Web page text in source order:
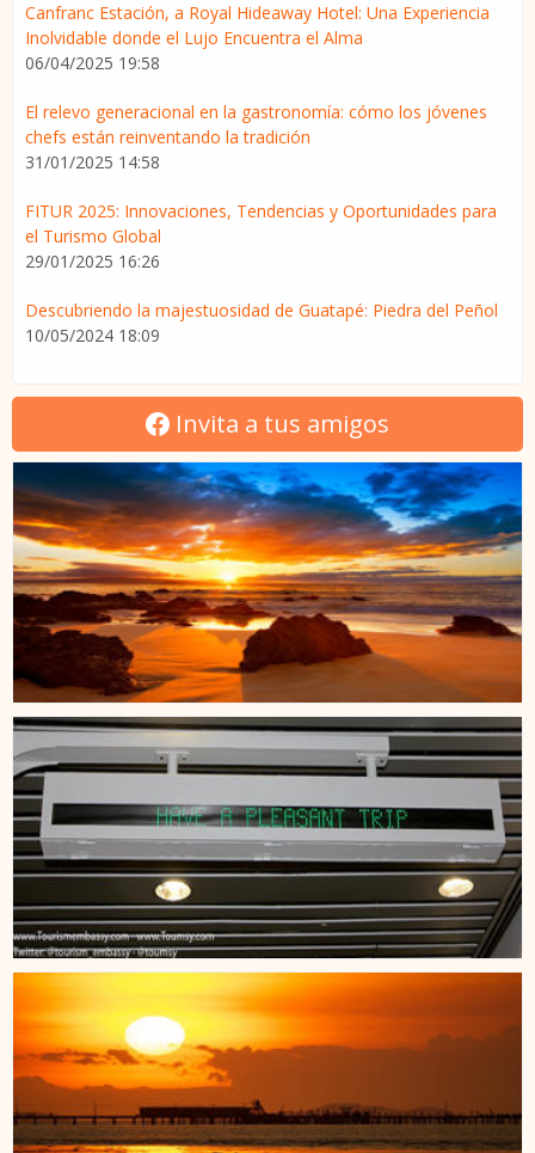
Canfranc Estación, a Royal Hideaway Hotel: Una Experiencia
Inolvidable donde el Lujo Encuentra el Alma
06/04/2025 19:58
El relevo generacional en la gastronomía: cómo los jóvenes
chefs están reinventando la tradición
31/01/2025 14:58
FITUR 2025: Innovaciones, Tendencias y Oportunidades para
el Turismo Global
29/01/2025 16:26
Descubriendo la majestuosidad de Guatapé: Piedra del Peñol
10/05/2024 18:09
Invita a tus amigos